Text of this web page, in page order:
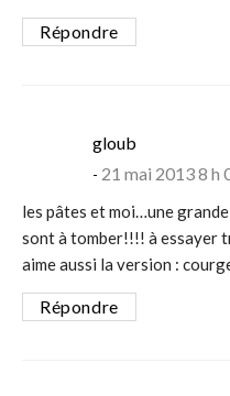
Répondre
gloub
21 mai 2013 8 h
les pâtes et moi…une
sont à tomber!!!! à essayer
aime aussi la version :
Répondre